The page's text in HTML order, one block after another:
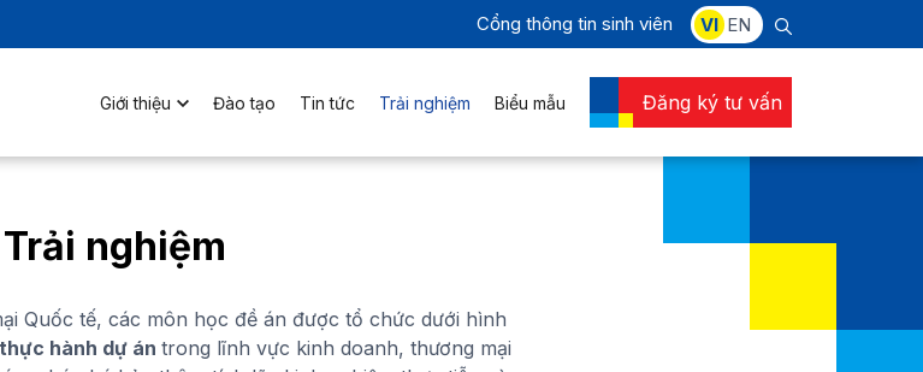
Cổng thông tin sinh viên VI EN
Giới thiệu Đào tạo Tin tức Trải nghiệm Biểu mẫu Đăng ký tư vấn
Trải nghiệm
Quốc tế, các môn học đề án được tổ chức dưới hình
thực hành dự án trong lĩnh vực kinh doanh, thương mại